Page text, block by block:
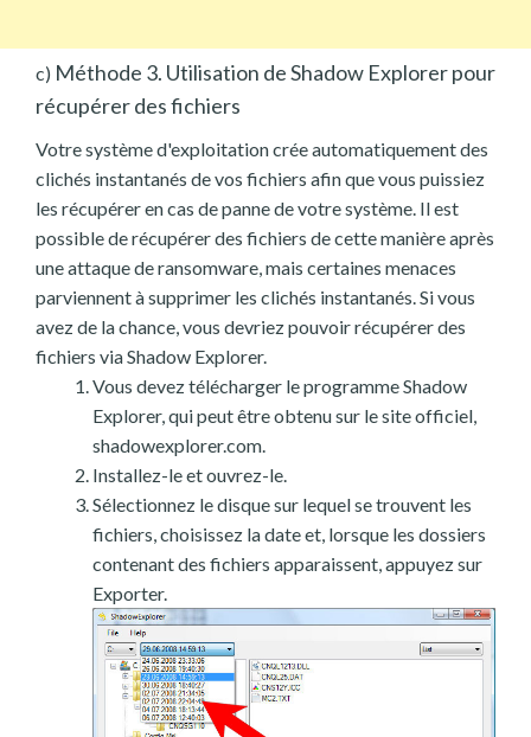
c) Méthode 3. Utilisation de Shadow Explorer pour
récupérer des fichiers
Votre système d'exploitation crée automatiquement des
clichés instantanés de vos fichiers afin que vous puissiez
les récupérer en cas de panne de votre système. Il est
possible de récupérer des fichiers de cette manière après
une attaque de ransomware, mais certaines menaces
parviennent à supprimer les clichés instantanés. Si vous
avez de la chance, vous devriez pouvoir récupérer des
fichiers via Shadow Explorer.
Vous devez télécharger le programme Shadow
Explorer, qui peut être obtenu sur le site officiel,
shadowexplorer.com.
Installez-le et ouvrez-le.
Sélectionnez le disque sur lequel se trouvent les
fichiers, choisissez la date et, lorsque les dossiers
contenant des fichiers apparaissent, appuyez sur
Exporter.